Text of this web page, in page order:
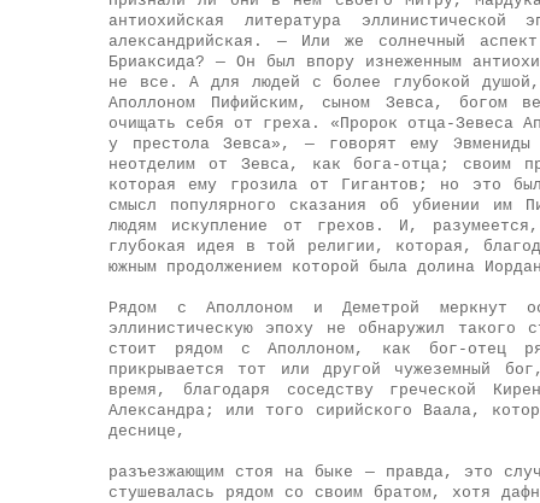
антиохийская литература
александрийская. — Или же солнечный
Бриаксида? — Он был впору изнеженным
не все. А для людей с более глубокой душой,
Аполлоном Пифийским, сыном Зевса, богом
очищать себя от греха. «Пророк отца-Зевеса
у престола Зевса», — говорят ему
неотделим от Зевса, как бога-отца; своим
которая ему грозила от Гигантов; но это
смысл популярного сказания об убиении им
людям искупление от грехов. И,
глубокая идея в той религии, которая,
южным продолжением которой была долина
Рядом с Аполлоном и Деметрой меркнут
эллинистическую эпоху не обнаружил
стоит рядом с Аполлоном, как бог-отец
прикрывается тот или другой чужеземный
время, благодаря соседству греческой
Александра; или того сирийского Ваала,
деснице,
разъезжающим стоя на быке — правда, это
стушевалась рядом со своим братом, хотя